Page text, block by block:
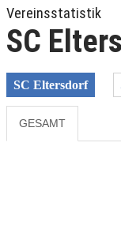
Vereinsstatistik
SC
SC Eltersdorf
GESAMT